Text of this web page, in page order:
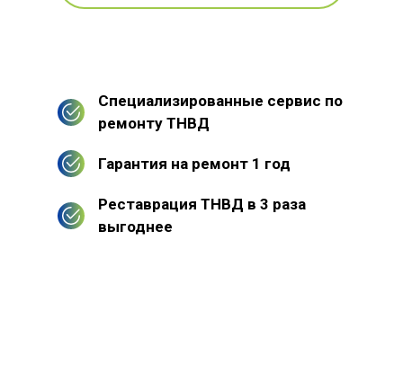
Специализированные сервис по
ремонту ТНВД
Гарантия на ремонт 1 год
Реставрация ТНВД в 3 раза
выгоднее